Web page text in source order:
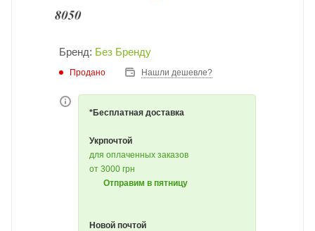
Бренд: Без Бренду
Продано Нашли дешевле?
*Бесплатная доставка
Укрпочтой
для оплаченных заказов
от 3000 грн
Отправим в пятницу
Новой почтой